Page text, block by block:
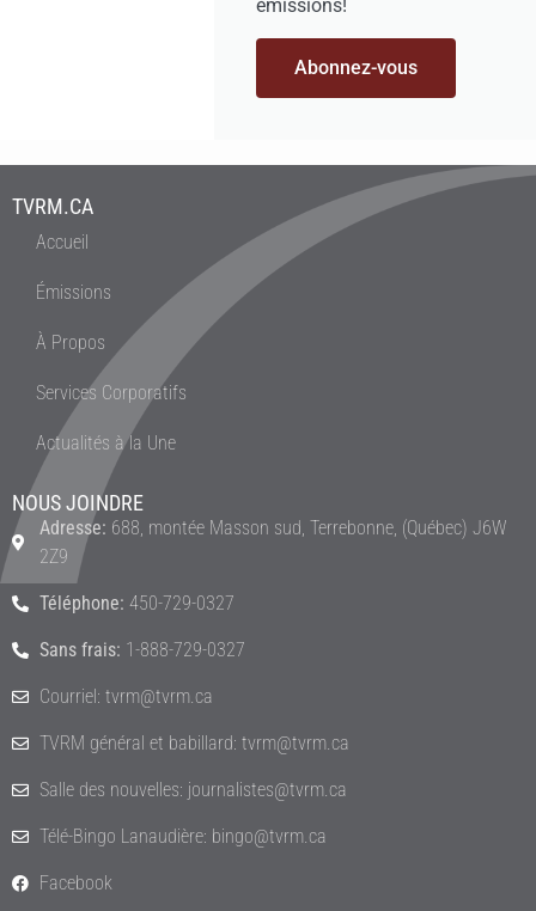
émissions!
Abonnez-vous
TVRM.CA
Accueil
Émissions
À Propos
Services Corporatifs
Actualités à la Une
NOUS JOINDRE
Adresse: 688, montée Masson sud, Terrebonne, (Québec) J6W
2Z9
Téléphone: 450-729-0327
Sans frais: 1-888-729-0327
Courriel: tvrm@tvrm.ca
TVRM général et babillard: tvrm@tvrm.ca
Salle des nouvelles: journalistes@tvrm.ca
Télé-Bingo Lanaudière: bingo@tvrm.ca
Facebook